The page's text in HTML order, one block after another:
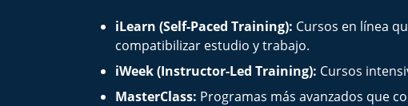
iLearn (Self-Paced Training): Cursos en línea
compatibilizar estudio y trabajo.
iWeek (Instructor-Led Training): Cursos
MasterClass: Programas más avanzados que